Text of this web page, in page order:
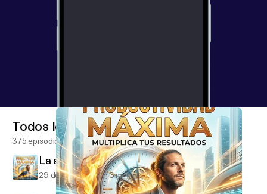
Todos los episodios
375 episodios
La acción más importante de hoy
29 de jul de 2026 3 min